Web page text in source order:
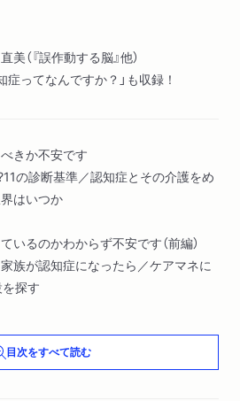
（『誤作動する脳』他）
ってなんですか？」も収録！
きか不安です
の診断基準／認知症とその介護をめ
はいつか
るのかわからず不安です（前編）
族が認知症になったら／ケアマネに
を探す
るのかわからず不安です（後編）
健施設（老健）と介護医療院／グルー
同生活介護）の現実／介護付き有料老
目次をすべて読む